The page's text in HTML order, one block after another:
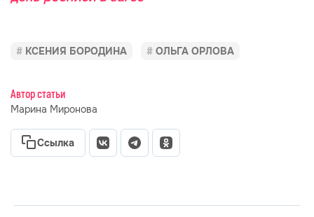
КСЕНИЯ БОРОДИНА ОЛЬГА ОРЛОВА
Автор статьи
Марина Миронова
Ссылка